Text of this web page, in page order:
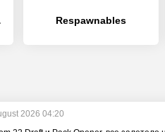
Respawnables
2026 04:20